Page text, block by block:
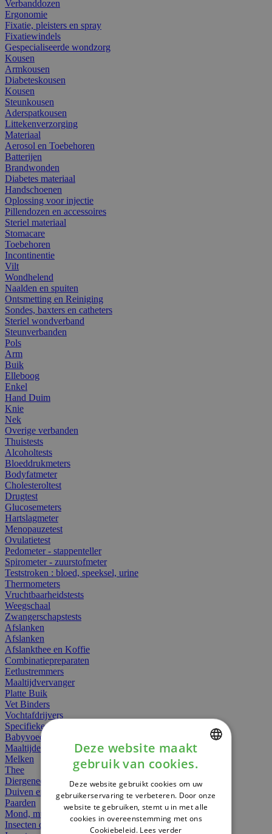
Verbanddozen
Ergonomie
Fixatie, pleisters en spray
Fixatiewindels
Gespecialiseerde wondzorg
Kousen
Armkousen
Diabeteskousen
Kousen
Steunkousen
Aderspatkousen
Littekenverzorging
Materiaal
Aerosol en Toebehoren
Batterijen
Brandwonden
Diabetes materiaal
Handschoenen
Oplossing voor injectie
Pillendozen en accessoires
Steriel materiaal
Stomacare
Toebehoren
Incontinentie
Vilt
Wondhelend
Naalden en spuiten
Ontsmetting en Reiniging
Sondes, baxters en catheters
Steriel wondverband
Steunverbanden
Pols
Arm
Buik
Elleboog
Enkel
Hand Duim
Knie
Nek
Overige verbanden
Thuistests
Alcoholtests
Bloeddrukmeters
Bodyfatmeter
Cholesteroltest
Drugtest
Glucosemeters
Hartslagmeter
Menopauzetest
Ovulatietest
Pedometer - stappenteller
Spirometer - zuurstofmeter
Teststroken : bloed, speeksel, urine
Thermometers
Vruchtbaarheidstests
Weegschaal
Zwangerschapstests
Afslanken
Afslanken
Afslankthee en Koffie
Combinatiepreparaten
Eetlustremmers
Maaltijdvervanger
Platte Buik
Vet Binders
Vochtafdrijvers
Specifieke Voeding
Babyvoeding
Maaltijden
Melken
Thee
Diergeneesmiddelen
Duiven en vogels
Paarden
Mond, muil of snavel
Insecten dieren
DUTCH
FRENCH
ENGLISH
Deze website maakt
gebruik van cookies.
Deze website gebruikt cookies om uw
gebruikerservaring te verbeteren. Door onze
website te gebruiken, stemt u in met alle
cookies in overeenstemming met ons
Cookiebeleid. Lees verder